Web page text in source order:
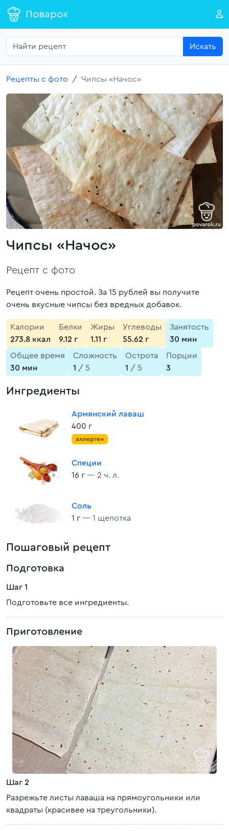
Поварок
Искать
Рецепты с фото Чипсы «Начос»
Чипсы «Начос»
Рецепт с фото
Рецепт очень простой. За 15 рублей вы получите
очень вкусные чипсы без вредных добавок.
Калории
273.8 ккал
Белки
9.12 г
Жиры
1.11 г
Углеводы
55.62 г
Занятость
30 мин
Общее время
30 мин
Сложность
1 / 5
Острота
1 / 5
Порции
3
Ингредиенты
Армянский лаваш
400 г
аллерген
Специи
16 г — 2 ч. л.
Соль
1 г — 1 щепотка
Пошаговый рецепт
Подготовка
Шаг 1
Подготовьте все ингредиенты.
Приготовление
Шаг 2
Разрежьте листы лаваша на прямоугольники или
квадраты (красивее на треугольники).